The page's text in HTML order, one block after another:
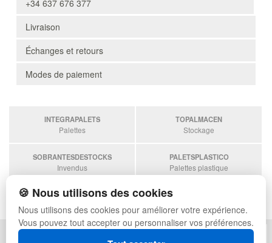
+34 637 676 377
Livraison
Échanges et retours
Modes de paiement
INTEGRAPALETS
Palettes
TOPALMACEN
Stockage
SOBRANTESDESTOCKS
Invendus
PALETSPLASTICO
Palettes plastique
ESTANTERIASKIT
Estanterias
POLITIQUE DE CONFIDENTIALITÉ PLAN DU SITE
🍪 Nous utilisons des cookies
Nous utilisons des cookies pour améliorer votre expérience.
Vous pouvez tout accepter ou personnaliser vos préférences.